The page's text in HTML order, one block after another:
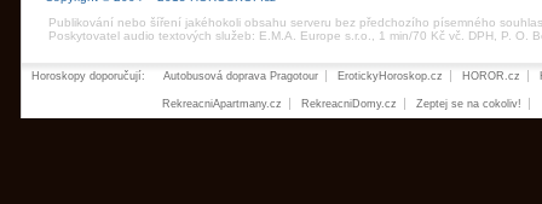
Publikování nebo šíření jakéhokoli obsahu serveru bez předchozího písemného
Poskytovatel audio textových služeb: E.M.A. Europe s.r.o., 1 min/70 Kč vč. DPH, P. O.
Horoskopy doporučují: Autobusová doprava Pragotour ErotickyHoroskop.cz HOROR.cz
RekreacniApartmany.cz RekreacniDomy.cz Zeptej se na cokoliv!